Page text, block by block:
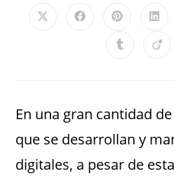
En una gran cantidad
que se desarrollan y
digitales, a pesar de